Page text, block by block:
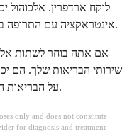
לוקח ארדפרין. אלכוהול
אינטראקציה עם התרופה בדרכים שמגדילות את הסבירות לסיבוכי דימום.
אם אתה בוחר לשתות
שירותי הבריאות שלך. הם
על הבריאות הכללית שלך ותרופות אחרות שאולי אתה נוטל.
only and does not constitute
for diagnosis and treatment